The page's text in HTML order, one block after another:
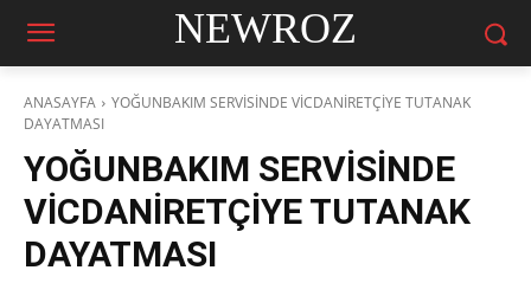
NEWROZ
ANASAYFA
YOĞUNBAKIM SERVİSİNDE VİCDANİRETÇİYE TUTANAK
DAYATMASI
YOĞUNBAKIM SERVİSİNDE
VİCDANİRETÇİYE TUTANAK
DAYATMASI